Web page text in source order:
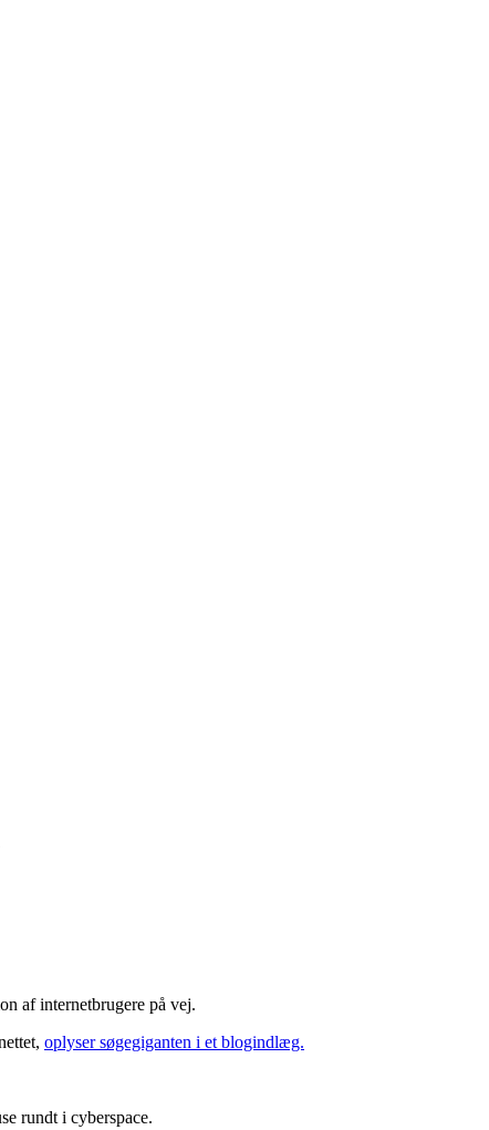
af internetbrugere på vej.
oplyser søgegiganten i et blogindlæg.
rundt i cyberspace.